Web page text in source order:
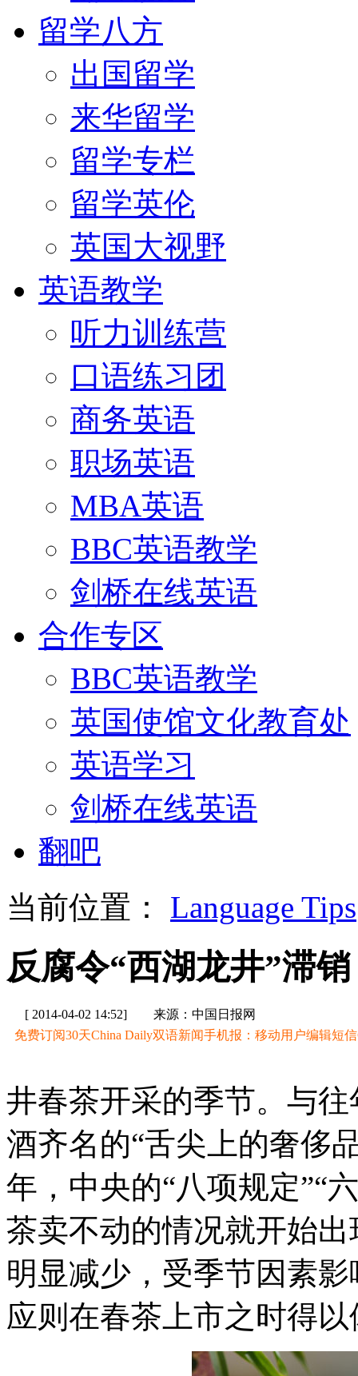
留学八方
出国留学
来华留学
留学专栏
留学英伦
英国大视野
英语教学
听力训练营
口语练习团
商务英语
职场英语
MBA英语
BBC英语教学
剑桥在线英语
合作专区
BBC英语教学
英国使馆文化教育处
英语学习
剑桥在线英语
翻吧
当前位置： Language Tips
反腐令“西湖龙井”滞销
[ 2014-04-02 14:52]
来源：中国日报网
免费订阅30天China Daily双语新闻手机报：移动用户编辑短信
井春茶开采的季节。与
酒齐名的“舌尖上的奢侈
年，中央的“八项规定”“
茶卖不动的情况就开始
明显减少，受季节因素
应则在春茶上市之时得以